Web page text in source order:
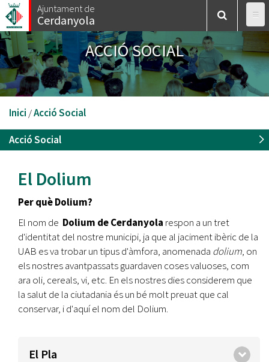
Vés
al
contingut
Ajuntament de
Cerdanyola
ACCIÓ SOCIAL
Esteu
aquí
Inici /Acció Social
Acció Social
El Dolium
Per què Dolium?
El nom de Dolium de Cerdanyola respon a un tret
d'identitat del nostre municipi, ja que al jaciment ibèric de la
UAB es va trobar un tipus d'àmfora, anomenada dolium, on
els nostres avantpassats guardaven coses valuoses, com
ara oli, cereals, vi, etc. En els nostres dies considerem que
la salut de la ciutadania és un bé molt preuat que cal
conservar, i d'aquí el nom del Dolium.
El Pla